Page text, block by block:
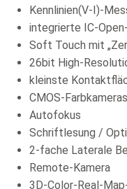
Kennlinien(V-I)-
integrierte IC-
Soft Touch mit
26bit High-
kleinste
CMOS-
Autofokus
Schriftlesung /
2-fache Laterale
Remote-Kamera
3D-Color-Real-